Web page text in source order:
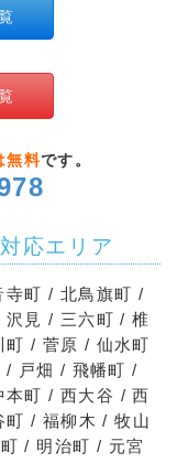
無料です。
応エリア
町 / 北鳥旗町 /
見 / 三六町 / 椎
町 / 菅原 / 仙水町
戸畑 / 飛幡町 /
町 / 西大谷 / 西
町 / 福柳木 / 牧山
/ 明治町 / 元宮